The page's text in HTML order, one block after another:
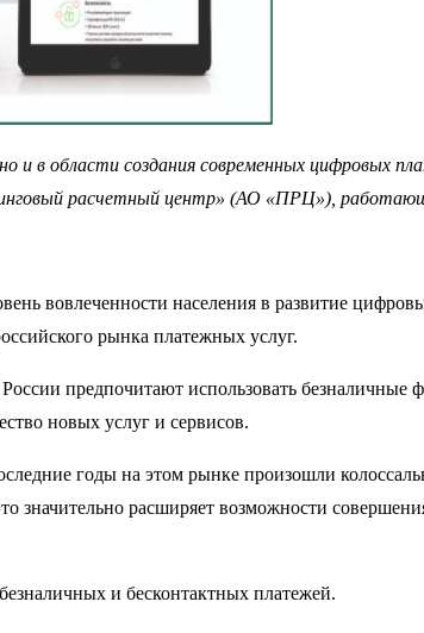
и в области создания современных цифровых
расчетный центр» (АО «ПРЦ»),
вовлеченности населения в развитие
рынка платежных услуг.
предпочитают использовать
новых услуг и сервисов.
годы на этом рынке произошли
расширяет возможности
и бесконтактных платежей.